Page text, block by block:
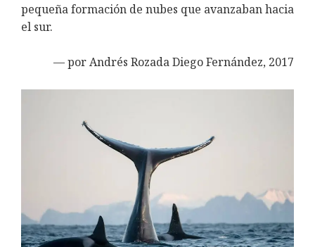
pequeña formación de nubes que avanzaban hacia
el sur.
— por Andrés Rozada Diego Fernández, 2017